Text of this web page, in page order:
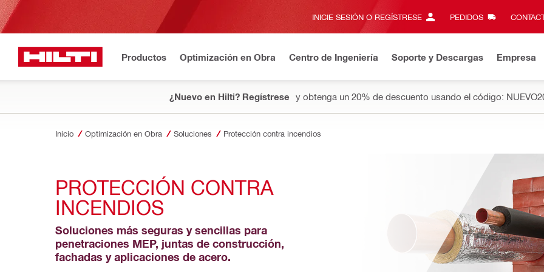
INICIE SESIÓN O REGÍSTRESE PEDIDOS
Productos Optimización en Obra Centro de Ingeniería Soporte y Descargas Empresa
¿Nuevo en Hilti? Regístrese y obtenga un 20% de descuento usando el código:
Inicio Optimización en Obra Soluciones Protección contra incendios
PROTECCIÓN CONTRA
INCENDIOS
Soluciones más seguras y sencillas para
penetraciones MEP, juntas de construcción,
fachadas y aplicaciones de acero.